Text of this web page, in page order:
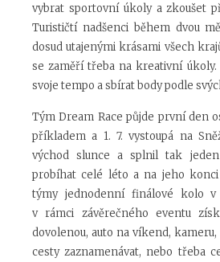
vybrat sportovní úkoly a zkoušet
Turističtí nadšenci během dvou
dosud utajenými krásami všech
se zaměří třeba na kreativní úkoly.
svoje tempo a sbírat body podle
Tým Dream Race půjde první den
příkladem a 1. 7. vystoupá na
východ slunce a splnil tak
probíhat celé léto a na jeho
týmy jednodenní finálové kolo v
v rámci závěrečného eventu
dovolenou, auto na víkend,
cesty zaznamenávat, nebo třeba